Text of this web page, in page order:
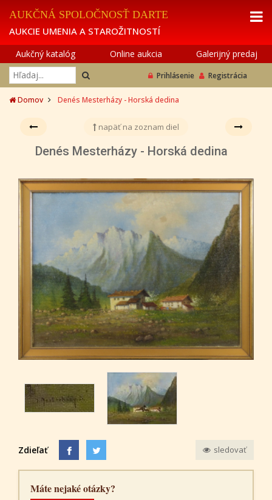
AUKČNÁ SPOLOČNOSŤ DARTE
AUKCIE UMENIA A STAROŽITNOSTÍ
Aukčný katalóg Online aukcia Galerijný predaj
Prihlásenie Registrácia
Domov Denés Mesterházy - Horská dedina
napäť na zoznam diel
Denés Mesterházy - Horská dedina
Zdieľať sledovať
Máte nejaké otázky?